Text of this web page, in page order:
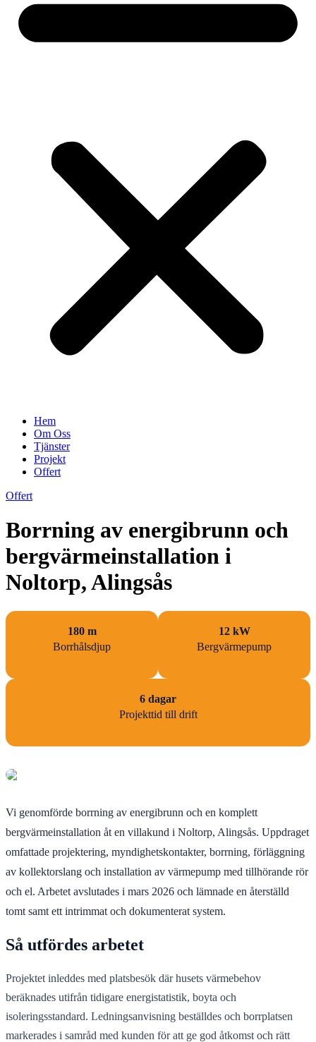
Hem
Om Oss
Tjänster
Projekt
Offert
Offert
Borrning av energibrunn och
bergvärmeinstallation i
Noltorp, Alingsås
180 m
Borrhålsdjup
12 kW
Bergvärmepump
6 dagar
Projekttid till drift
Vi genomförde borrning av energibrunn och en komplett
bergvärmeinstallation åt en villakund i Noltorp, Alingsås. Uppdraget
omfattade projektering, myndighetskontakter, borrning, förläggning
av kollektorslang och installation av värmepump med tillhörande rör
och el. Arbetet avslutades i mars 2026 och lämnade en återställd
tomt samt ett intrimmat och dokumenterat system.
Så utfördes arbetet
Projektet inleddes med platsbesök där husets värmebehov
beräknades utifrån tidigare energistatistik, boyta och
isoleringsstandard. Ledningsanvisning beställdes och borrplatsen
markerades i samråd med kunden för att ge god åtkomst och rätt